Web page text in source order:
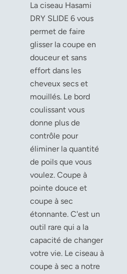
La ciseau Hasami
DRY SLIDE 6 vous
permet de faire
glisser la coupe en
douceur et sans
effort dans les
cheveux secs et
mouillés. Le bord
coulissant vous
donne plus de
contrôle pour
éliminer la quantité
de poils que vous
voulez. Coupe à
pointe douce et
coupe à sec
étonnante. C'est un
outil rare qui a la
capacité de changer
votre vie. Le ciseau à
coupe à sec a notre